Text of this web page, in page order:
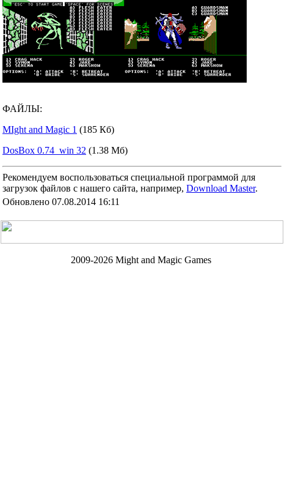
ФАЙЛЫ:
MIght and Magic 1 (185 Кб)
DosBox 0.74_win 32 (1.38 Мб)
Рекомендуем воспользоваться специальной программой для
загрузок файлов с нашего сайта, например, Download Master.
Обновлено 07.08.2014 16:11
2009-2026 Might and Magic Games